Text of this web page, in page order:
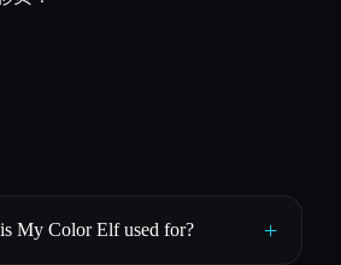
My Color Elf used for? +